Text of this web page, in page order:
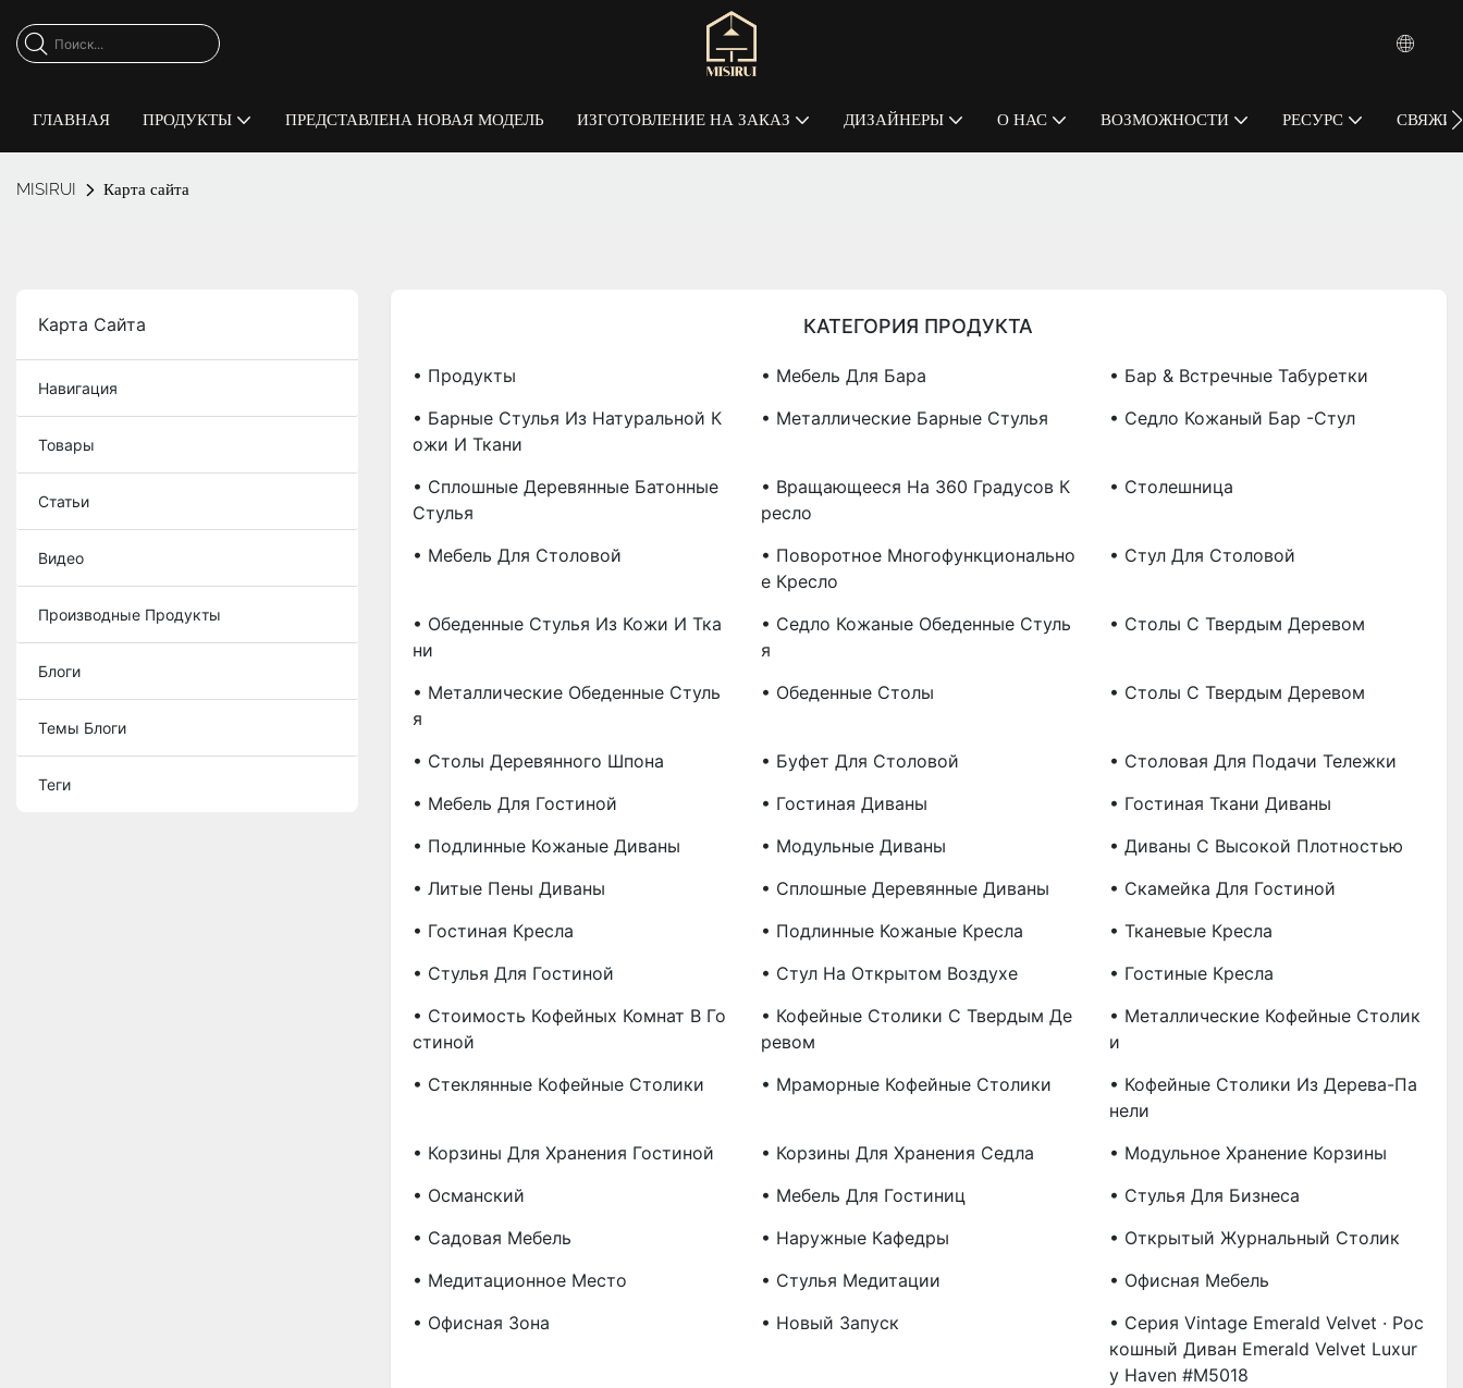
ГЛАВНАЯ ПРОДУКТЫ ПРЕДСТАВЛЕНА ​​НОВАЯ МОДЕЛЬ ИЗГОТОВЛЕНИЕ НА ЗАКАЗ ДИЗАЙНЕРЫ О НАС ВОЗМОЖНОСТИ РЕСУРС
MISIRUI Карта сайта
Карта Сайта
Навигация
Товары
Статьи
Видео
Производные Продукты
Блоги
Темы Блоги
Теги
КАТЕГОРИЯ ПРОДУКТА
• Продукты • Мебель Для Бара
• Бар & Встречные Табуретки
• Барные Стулья Из Натуральной К
Ожи И Ткани
• Металлические Барные Стулья • Седло Кожаный Бар -стул
• Сплошные Деревянные Батонные
Стулья
• Вращающееся На 360 Градусов К
Ресло
• Столешница
• Мебель Для Столовой
• Поворотное Многофункционально
Е Кресло
• Стул Для Столовой
• Обеденные Стулья Из Кожи И Тка
Ни
• Седло Кожаные Обеденные Стуль
Я
• Столы С Твердым Деревом
• Металлические Обеденные Стуль
Я
• Обеденные Столы • Столы С Твердым Деревом
• Столы Деревянного Шпона • Буфет Для Столовой
• Столовая Для Подачи Тележки
• Мебель Для Гостиной
• Гостиная Диваны
• Гостиная Ткани Диваны
• Подлинные Кожаные Диваны
• Модульные Диваны
• Диваны С Высокой Плотностью
• Литые Пены Диваны
• Сплошные Деревянные Диваны
• Скамейка Для Гостиной
• Гостиная Кресла
• Подлинные Кожаные Кресла
• Тканевые Кресла
• Стулья Для Гостиной
• Стул На Открытом Воздухе
• Гостиные Кресла
• Стоимость Кофейных Комнат В Го
Стиной
• Кофейные Столики С Твердым Де
Ревом
• Металлические Кофейные Столик
И
• Стеклянные Кофейные Столики
• Мраморные Кофейные Столики
• Кофейные Столики Из Дерева-Па
Нели
• Корзины Для Хранения Гостиной
• Корзины Для Хранения Седла
• Модульное Хранение Корзины
• Османский
• Мебель Для Гостиниц
• Стулья Для Бизнеса
• Садовая Мебель
• Наружные Кафедры
• Открытый Журнальный Столик
• Медитационное Место
• Стулья Медитации
• Офисная Мебель
• Офисная Зона
• Новый Запуск
• Серия Vintage Emerald Velvet · Рос
Кошный Диван Emerald Velvet Luxur
Y Haven #M5018